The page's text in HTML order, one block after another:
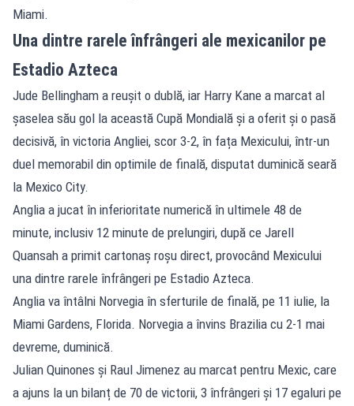
Miami.
Una dintre rarele înfrângeri ale mexicanilor pe
Estadio Azteca
Jude Bellingham a reușit o dublă, iar Harry Kane a marcat al
șaselea său gol la această Cupă Mondială și a oferit și o pasă
decisivă, în victoria Angliei, scor 3-2, în fața Mexicului, într-un
duel memorabil din optimile de finală, disputat duminică seară
la Mexico City.
Anglia a jucat în inferioritate numerică în ultimele 48 de
minute, inclusiv 12 minute de prelungiri, după ce Jarell
Quansah a primit cartonaș roșu direct, provocând Mexicului
una dintre rarele înfrângeri pe Estadio Azteca.
Anglia va întâlni Norvegia în sferturile de finală, pe 11 iulie, la
Miami Gardens, Florida. Norvegia a învins Brazilia cu 2-1 mai
devreme, duminică.
Julian Quinones și Raul Jimenez au marcat pentru Mexic, care
a ajuns la un bilanț de 70 de victorii, 3 înfrângeri și 17 egaluri pe